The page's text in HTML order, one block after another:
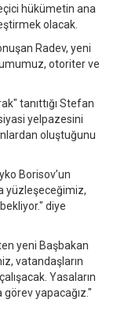
hükümetin ana
olacak.
Radev, yeni
otoriter ve
tanıttığı Stefan
yelpazesini
oluştuğunu
Borisov’un
yüzleşeceğimiz,
diye
yeni Başbakan
vatandaşların
Yasaların
yapacağız."